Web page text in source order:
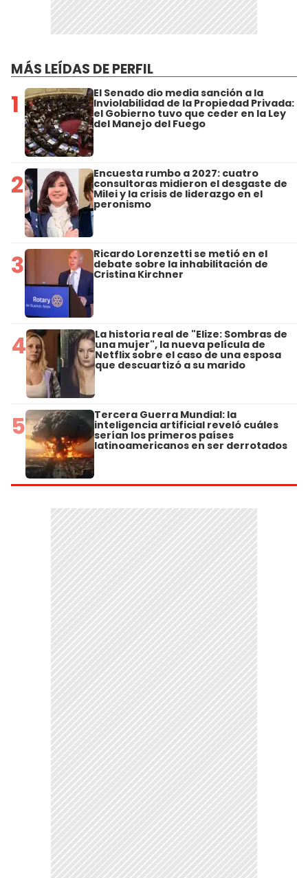
MÁS LEÍDAS DE PERFIL
1 El Senado dio media sanción a la
Inviolabilidad de la Propiedad Privada:
el Gobierno tuvo que ceder en la Ley
del Manejo del Fuego
2 Encuesta rumbo a 2027: cuatro
consultoras midieron el desgaste de
Milei y la crisis de liderazgo en el
peronismo
3 Ricardo Lorenzetti se metió en el
debate sobre la inhabilitación de
Cristina Kirchner
4 La historia real de "Elize: Sombras de
una mujer", la nueva película de
Netflix sobre el caso de una esposa
que descuartizó a su marido
5 Tercera Guerra Mundial: la
inteligencia artificial reveló cuáles
serían los primeros países
latinoamericanos en ser derrotados